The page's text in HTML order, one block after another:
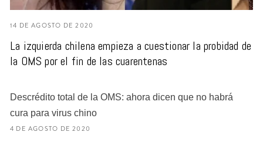
La izquierda chilena empieza a cuestionar la probidad de
la OMS por el fin de las cuarentenas
14 DE AGOSTO DE 2020
Descrédito total de la OMS: ahora dicen que no habrá
cura para virus chino
4 DE AGOSTO DE 2020